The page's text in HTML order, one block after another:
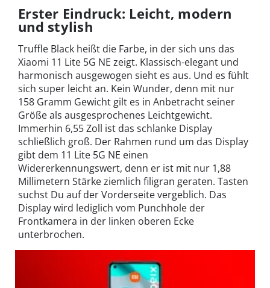
Erster Eindruck: Leicht, modern
und stylish
Truffle Black heißt die Farbe, in der sich uns das
Xiaomi 11 Lite 5G NE zeigt. Klassisch-elegant und
harmonisch ausgewogen sieht es aus. Und es fühlt
sich super leicht an. Kein Wunder, denn mit nur
158 Gramm Gewicht gilt es in Anbetracht seiner
Größe als ausgesprochenes Leichtgewicht.
Immerhin 6,55 Zoll ist das schlanke Display
schließlich groß. Der Rahmen rund um das Display
gibt dem 11 Lite 5G NE einen
Widererkennungswert, denn er ist mit nur 1,88
Millimetern Stärke ziemlich filigran geraten. Tasten
suchst Du auf der Vorderseite vergeblich. Das
Display wird lediglich vom Punchhole der
Frontkamera in der linken oberen Ecke
unterbrochen.